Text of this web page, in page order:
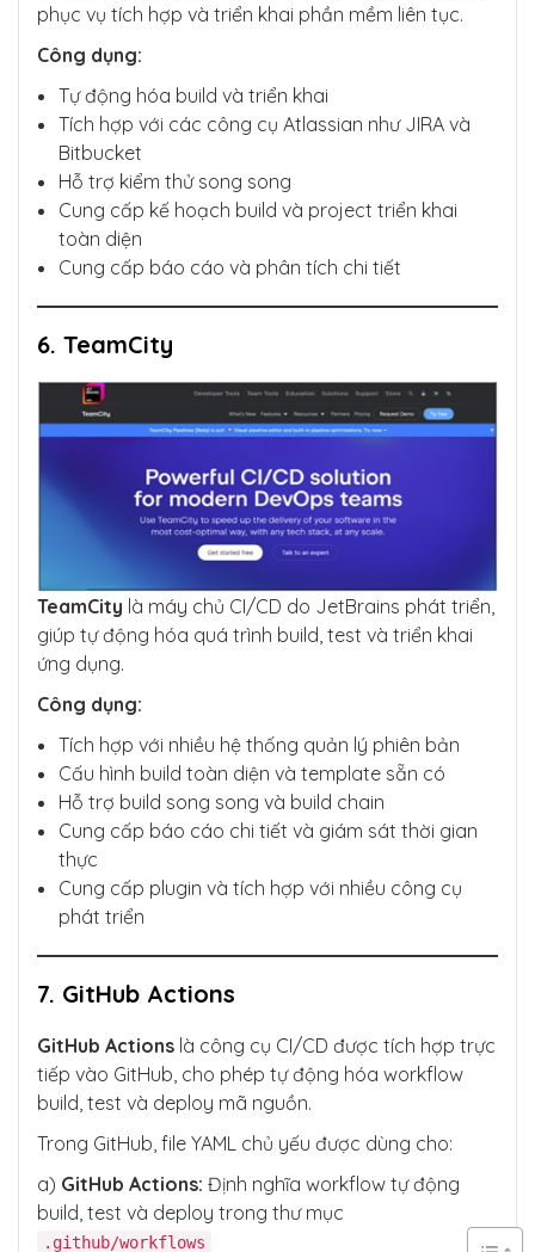
phục vụ tích hợp và triển khai phần mềm liên tục.
Công dụng:
Tự động hóa build và triển khai
Tích hợp với các công cụ Atlassian như JIRA và
Bitbucket
Hỗ trợ kiểm thử song song
Cung cấp kế hoạch build và project triển khai
toàn diện
Cung cấp báo cáo và phân tích chi tiết
6. TeamCity
TeamCity là máy chủ CI/CD do JetBrains phát triển,
giúp tự động hóa quá trình build, test và triển khai
ứng dụng.
Công dụng:
Tích hợp với nhiều hệ thống quản lý phiên bản
Cấu hình build toàn diện và template sẵn có
Hỗ trợ build song song và build chain
Cung cấp báo cáo chi tiết và giám sát thời gian
thực
Cung cấp plugin và tích hợp với nhiều công cụ
phát triển
7. GitHub Actions
GitHub Actions là công cụ CI/CD được tích hợp trực
tiếp vào GitHub, cho phép tự động hóa workflow
build, test và deploy mã nguồn.
Trong GitHub, file YAML chủ yếu được dùng cho:
a) GitHub Actions: Định nghĩa workflow tự động
build, test và deploy trong thư mục
.github/workflows